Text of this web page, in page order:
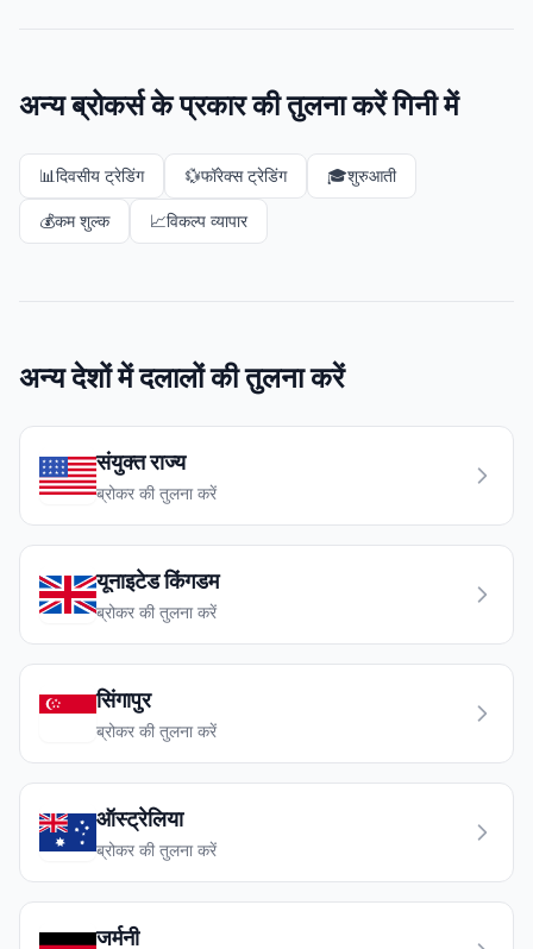
अन्य ब्रोकर्स के प्रकार की तुलना करें गिनी में
📊दिवसीय ट्रेडिंग 💱फॉरेक्स ट्रेडिंग 🎓शुरुआती
💰कम शुल्क 📈विकल्प व्यापार
अन्य देशों में दलालों की तुलना करें
संयुक्त राज्य
ब्रोकर की तुलना करें
यूनाइटेड किंगडम
ब्रोकर की तुलना करें
सिंगापुर
ब्रोकर की तुलना करें
ऑस्ट्रेलिया
ब्रोकर की तुलना करें
जर्मनी